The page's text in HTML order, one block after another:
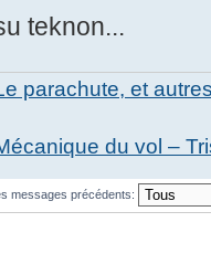
teknon...
parachute, et
du vol –
messages précédents: